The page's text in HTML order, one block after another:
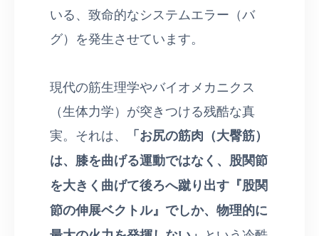
いる、致命的なシステムエラー（バ
グ）を発生させています。
現代の筋生理学やバイオメカニクス
（生体力学）が突きつける残酷な真
実。それは、
「お尻の筋肉（大臀筋）
は、膝を曲げる運動ではなく、股関節
を大きく曲げて後ろへ蹴り出す『股関
節の伸展ベクトル』でしか、物理的に